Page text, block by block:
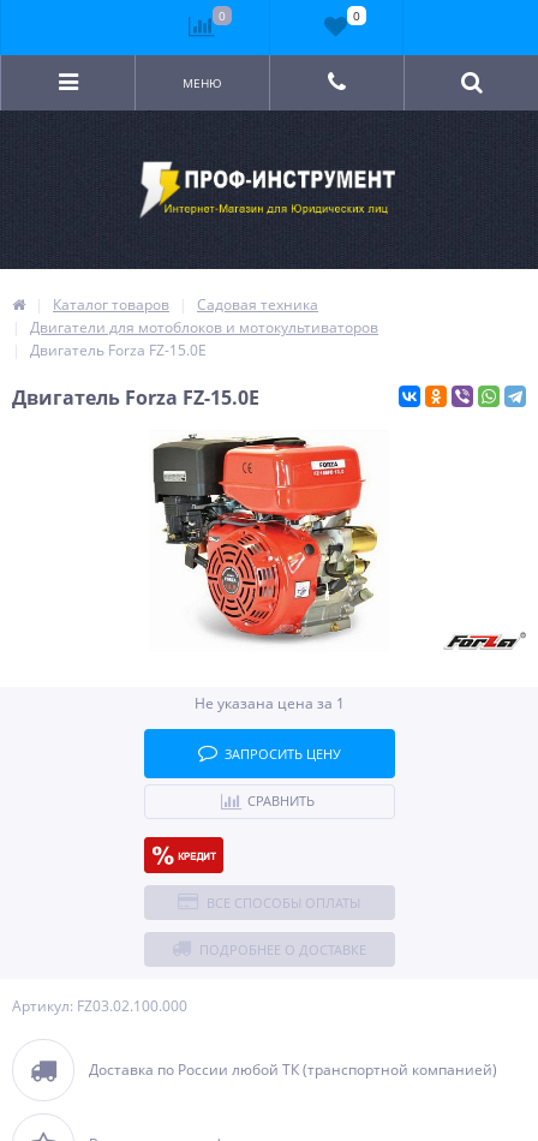
МЕНЮ
Каталог товаров
Садовая техника
Двигатели для мотоблоков и мотокультиваторов
Двигатель Forza FZ-15.0E
Двигатель Forza FZ-15.0E
Артикул: FZ03.02.100.000
Доставка по России любой ТК (транспортной компанией)
Не указана цена за 1
ЗАПРОСИТЬ ЦЕНУ
СРАВНИТЬ
ВСЕ СПОСОБЫ ОПЛАТЫ
ПОДРОБНЕЕ О ДОСТАВКЕ
0 0